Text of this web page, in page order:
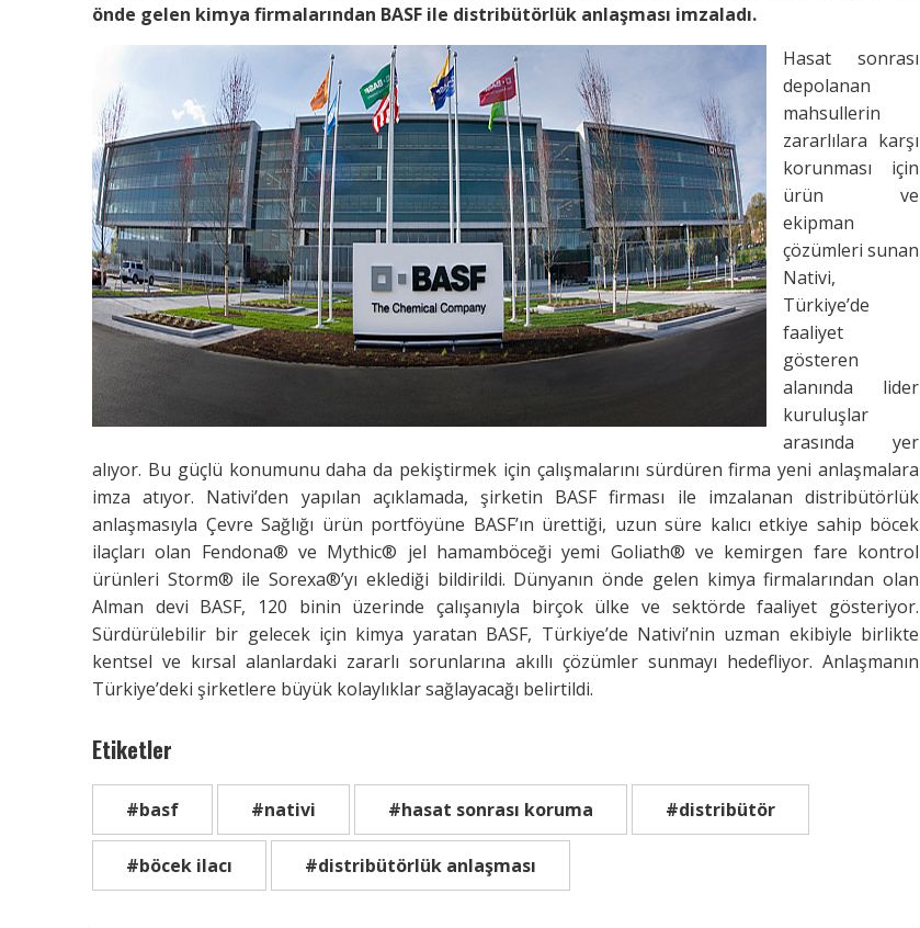
önde gelen kimya firmalarından BASF ile distribütörlük anlaşması imzaladı.
Hasat sonrası
depolanan
mahsullerin
zararlılara karşı
korunması için
ürün ve
ekipman
çözümleri sunan
Nativi,
Türkiye’de
faaliyet
gösteren
alanında lider
kuruluşlar
arasında yer
alıyor. Bu güçlü konumunu daha da pekiştirmek için çalışmalarını sürdüren firma yeni anlaşmalara
imza atıyor. Nativi’den yapılan açıklamada, şirketin BASF firması ile imzalanan distribütörlük
anlaşmasıyla Çevre Sağlığı ürün portföyüne BASF’ın ürettiği, uzun süre kalıcı etkiye sahip böcek
ilaçları olan Fendona® ve Mythic® jel hamamböceği yemi Goliath® ve kemirgen fare kontrol
ürünleri Storm® ile Sorexa®’yı eklediği bildirildi. Dünyanın önde gelen kimya firmalarından olan
Alman devi BASF, 120 binin üzerinde çalışanıyla birçok ülke ve sektörde faaliyet gösteriyor.
Sürdürülebilir bir gelecek için kimya yaratan BASF, Türkiye’de Nativi’nin uzman ekibiyle birlikte
kentsel ve kırsal alanlardaki zararlı sorunlarına akıllı çözümler sunmayı hedefliyor. Anlaşmanın
Türkiye’deki şirketlere büyük kolaylıklar sağlayacağı belirtildi.
Etiketler
#basf #nativi #hasat sonrası koruma #distribütör
#böcek ilacı #distribütörlük anlaşması